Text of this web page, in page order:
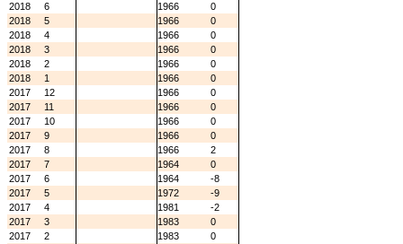
2018
6 1966
0
2018
5 1966
0
2018
4 1966
0
2018
3 1966
0
2018
2 1966
0
2018
1 1966
0
2017
12 1966
0
2017
11 1966
0
2017
10 1966
0
2017
9 1966
0
2017
8 1966
2
2017
7 1964
0
2017
6 1964
-8
2017
5 1972
-9
2017
4 1981
-2
2017
3 1983
0
2017
2 1983
0